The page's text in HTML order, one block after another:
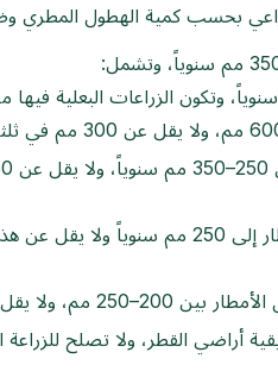
بحسب كمية الهطول المطري
يصل معدل الأمطار إلى
يقل عن 200 مم في نصف السنوات، وتصلح عادةً لزراعة الشعير أو كمراعٍ دائمة.
أراضي القطر، ولا تصلح للزراعة